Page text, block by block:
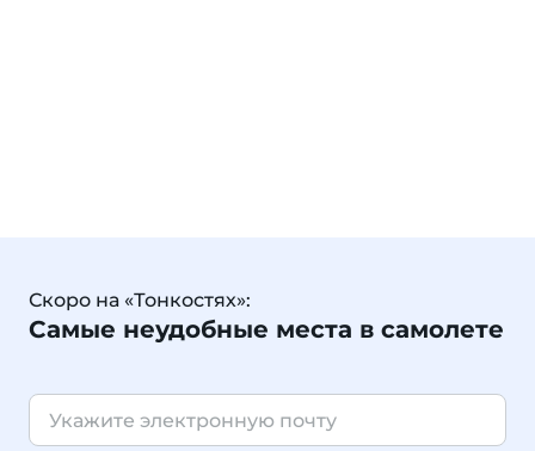
Скоро на «Тонкостях»:
Самые неудобные места в самолете